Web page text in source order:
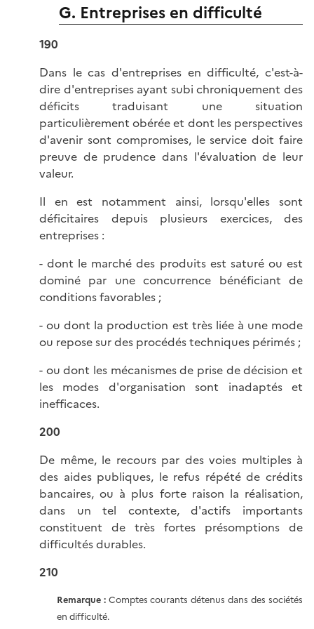
G. Entreprises en difficulté
190
Dans le cas d'entreprises en difficulté, c'est-à-
dire d'entreprises ayant subi chroniquement des
déficits traduisant une situation
particulièrement obérée et dont les perspectives
d'avenir sont compromises, le service doit faire
preuve de prudence dans l'évaluation de leur
valeur.
Il en est notamment ainsi, lorsqu'elles sont
déficitaires depuis plusieurs exercices, des
entreprises :
- dont le marché des produits est saturé ou est
dominé par une concurrence bénéficiant de
conditions favorables ;
- ou dont la production est très liée à une mode
ou repose sur des procédés techniques périmés ;
- ou dont les mécanismes de prise de décision et
les modes d'organisation sont inadaptés et
inefficaces.
200
De même, le recours par des voies multiples à
des aides publiques, le refus répété de crédits
bancaires, ou à plus forte raison la réalisation,
dans un tel contexte, d'actifs importants
constituent de très fortes présomptions de
difficultés durables.
210
Remarque : Comptes courants détenus dans des sociétés
en difficulté.